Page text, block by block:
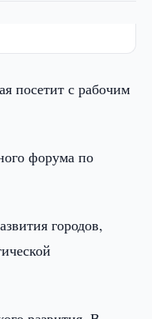
посетит с рабочим
форума по
городов,